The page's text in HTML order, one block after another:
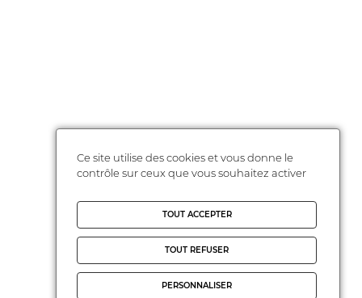
Ce site utilise des cookies et vous donne le
contrôle sur ceux que vous souhaitez activer
TOUT ACCEPTER
TOUT REFUSER
PERSONNALISER